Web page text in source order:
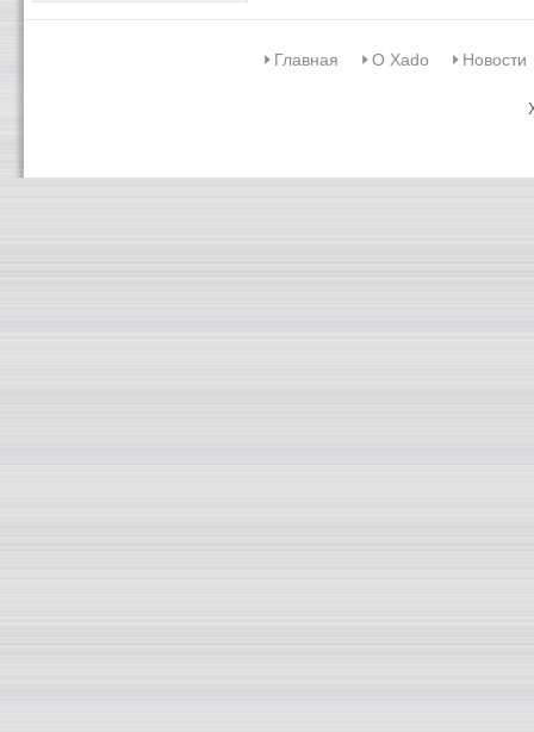
Главная О Xado Новости